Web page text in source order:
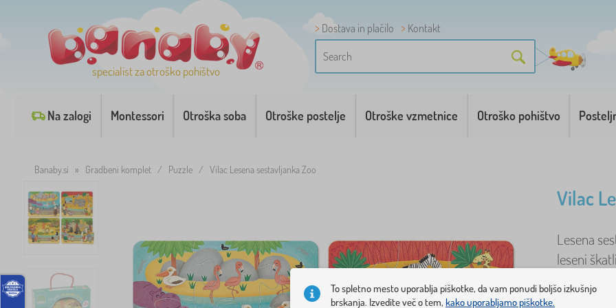
specialist za otroško pohištvo
Dostava in plačilo Kontakt
Na zalogi Montessori Otroška soba Otroške postelje Otroške vzmetnice Otroško pohištvo
Banaby.si » Gradbeni komplet / Puzzle / Vilac Lesena sestavljanka Zoo
Vilac
Lesena
leseni
To spletno mesto uporablja piškotke, da vam ponudi boljšo izkušnjo
brskanja. Izvedite več o tem, kako uporabljamo piškotke.